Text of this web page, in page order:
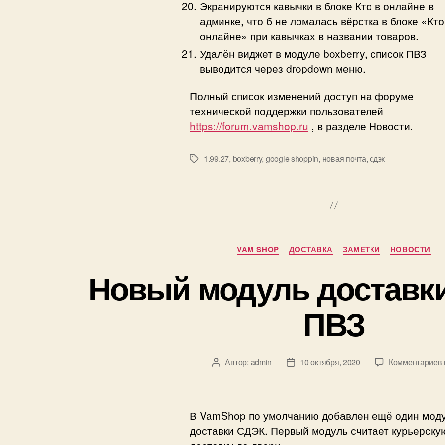
Экранируются кавычки в блоке Кто в онлайне в
админке, что б не ломалась вёрстка в блоке
онлайне» при кавычках в названии товаров.
Удалён виджет в модуле boxberry, список ПВЗ
выводится через dropdown меню.
Полный список изменений доступ на форуме
технической поддержки пользователей
https://forum.vamshop.ru , в разделе Новости.
Метки1.99.27, boxberry, google shoppin, новая почта,сдэк
Рубрики
VAM SHOP ДОСТАВКА ЗАМЕТКИ НОВОСТИ
Новый модуль
ПВЗ
Автор
Автор: admin
Дата10 октября, 2020 Комментариевк
В VamShop по умолчанию добавлен ещё один
доставки СДЭК. Первый модуль считает